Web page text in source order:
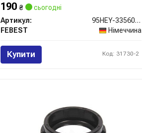
190₴
сьогодні
Артикул:
95HEY-33560814C
FEBEST
Німеччина
Купити Код: 31730-2